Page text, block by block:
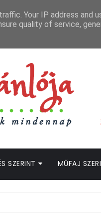
SZERINT MŰFAJ
Your IP address and
quality of service,